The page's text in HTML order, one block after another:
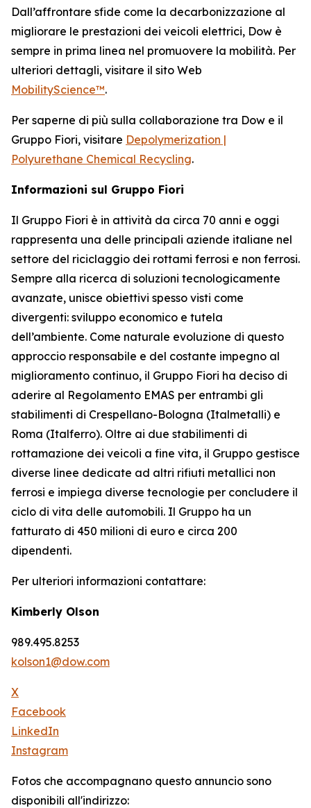
Dall’affrontare sfide come la decarbonizzazione al
migliorare le prestazioni dei veicoli elettrici, Dow è
sempre in prima linea nel promuovere la mobilità. Per
ulteriori dettagli, visitare il sito Web
MobilityScience™.
Per saperne di più sulla collaborazione tra Dow e il
Gruppo Fiori, visitare Depolymerization |
Polyurethane Chemical Recycling.
Informazioni sul Gruppo Fiori
Il Gruppo Fiori è in attività da circa 70 anni e oggi
rappresenta una delle principali aziende italiane nel
settore del riciclaggio dei rottami ferrosi e non ferrosi.
Sempre alla ricerca di soluzioni tecnologicamente
avanzate, unisce obiettivi spesso visti come
divergenti: sviluppo economico e tutela
dell’ambiente. Come naturale evoluzione di questo
approccio responsabile e del costante impegno al
miglioramento continuo, il Gruppo Fiori ha deciso di
aderire al Regolamento EMAS per entrambi gli
stabilimenti di Crespellano-Bologna (Italmetalli) e
Roma (Italferro). Oltre ai due stabilimenti di
rottamazione dei veicoli a fine vita, il Gruppo gestisce
diverse linee dedicate ad altri rifiuti metallici non
ferrosi e impiega diverse tecnologie per concludere il
ciclo di vita delle automobili. Il Gruppo ha un
fatturato di 450 milioni di euro e circa 200
dipendenti.
Per ulteriori informazioni contattare:
Kimberly Olson
989.495.8253
kolson1@dow.com
X
Facebook
LinkedIn
Instagram
Fotos che accompagnano questo annuncio sono
disponibili all'indirizzo: